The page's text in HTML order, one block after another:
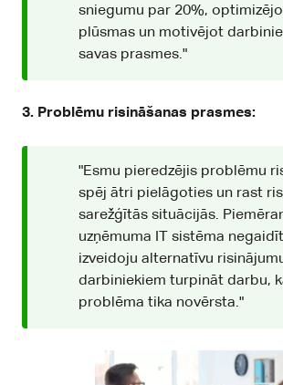
sniegumu par 20%,
plūsmas un motivējot
savas prasmes."
3. Problēmu risināšanas prasmes:
"Esmu pieredzējis problēmu
spēj ātri pielāgoties un rast
sarežģītās situācijās.
uzņēmuma IT sistēma
izveidoju alternatīvu
darbiniekiem turpināt darbu,
problēma tika novērsta."